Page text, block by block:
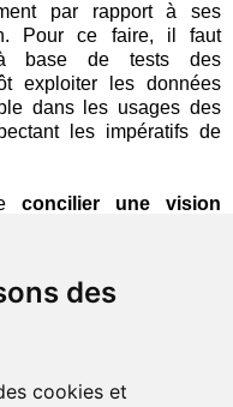
des
cookies et
par rapport à ses
Pour ce faire, il faut
à base de tests des
exploiter les données
dans les usages des
les impératifs de
concilier une vision
et trop
Dans tous les cas,
lourds, valent
permettront d'éviter des
sur la conformité